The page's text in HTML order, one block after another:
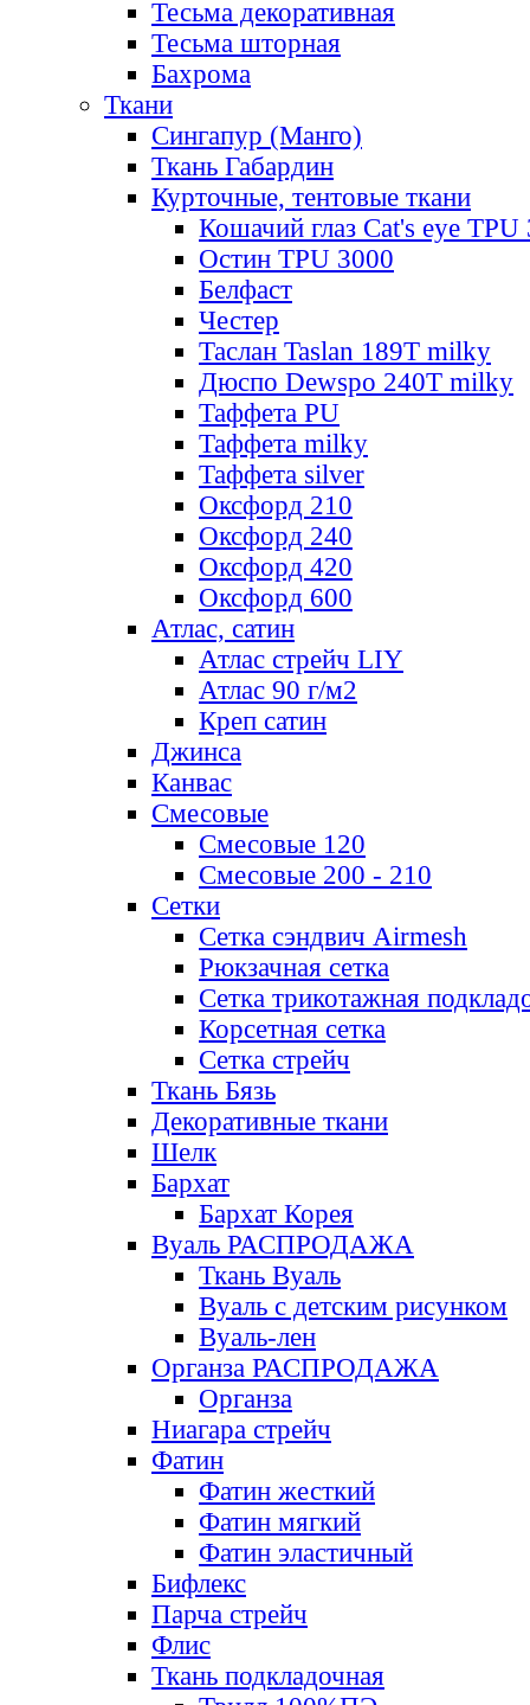
Тесьма декоративная
Тесьма шторная
Бахрома
Ткани
Сингапур (Манго)
Ткань Габардин
Курточные, тентовые ткани
Кошачий глаз Cat's eye TPU
Остин TPU 3000
Белфаст
Честер
Таслан Taslan 189T milky
Дюспо Dewspo 240T milky
Таффета PU
Таффета milky
Таффета silver
Оксфорд 210
Оксфорд 240
Оксфорд 420
Оксфорд 600
Атлас, сатин
Атлас стрейч LIY
Атлас 90 г/м2
Креп сатин
Джинса
Канвас
Смесовые
Смесовые 120
Смесовые 200 - 210
Сетки
Сетка сэндвич Airmesh
Рюкзачная сетка
Сетка трикотажная
Корсетная сетка
Сетка стрейч
Ткань Бязь
Декоративные ткани
Шелк
Бархат
Бархат Корея
Вуаль РАСПРОДАЖА
Ткань Вуаль
Вуаль с детским рисунком
Вуаль-лен
Органза РАСПРОДАЖА
Органза
Ниагара стрейч
Фатин
Фатин жесткий
Фатин мягкий
Фатин элаcтичный
Бифлекс
Парча стрейч
Флис
Ткань подкладочная